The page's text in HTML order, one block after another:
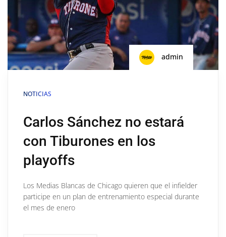
admin
NOTICIAS
Carlos Sánchez no estará
con Tiburones en los
playoffs
Los Medias Blancas de Chicago quieren que el infielder
participe en un plan de entrenamiento especial durante
el mes de enero